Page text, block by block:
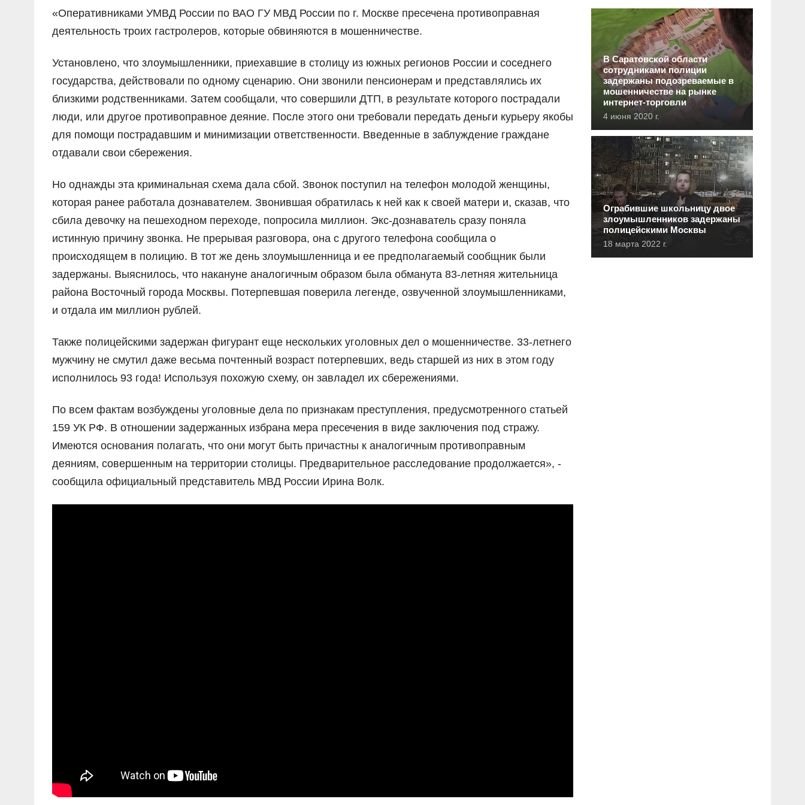
«Оперативниками УМВД России по ВАО ГУ МВД России по г. Москве пресечена противоправная
деятельность троих гастролеров, которые обвиняются в мошенничестве.
Установлено, что злоумышленники, приехавшие в столицу из южных регионов России и соседнего
государства, действовали по одному сценарию. Они звонили пенсионерам и представлялись их
близкими родственниками. Затем сообщали, что совершили ДТП, в результате которого пострадали
люди, или другое противоправное деяние. После этого они требовали передать деньги курьеру якобы
для помощи пострадавшим и минимизации ответственности. Введенные в заблуждение граждане
отдавали свои сбережения.
Но однажды эта криминальная схема дала сбой. Звонок поступил на телефон молодой женщины,
которая ранее работала дознавателем. Звонившая обратилась к ней как к своей матери и, сказав, что
сбила девочку на пешеходном переходе, попросила миллион. Экс-дознаватель сразу поняла
истинную причину звонка. Не прерывая разговора, она с другого телефона сообщила о
происходящем в полицию. В тот же день злоумышленница и ее предполагаемый сообщник были
задержаны. Выяснилось, что накануне аналогичным образом была обманута 83-летняя жительница
района Восточный города Москвы. Потерпевшая поверила легенде, озвученной злоумышленниками,
и отдала им миллион рублей.
Также полицейскими задержан фигурант еще нескольких уголовных дел о мошенничестве. 33-летнего
мужчину не смутил даже весьма почтенный возраст потерпевших, ведь старшей из них в этом году
исполнилось 93 года! Используя похожую схему, он завладел их сбережениями.
По всем фактам возбуждены уголовные дела по признакам преступления, предусмотренного статьей
159 УК РФ. В отношении задержанных избрана мера пресечения в виде заключения под стражу.
Имеются основания полагать, что они могут быть причастны к аналогичным противоправным
деяниям, совершенным на территории столицы. Предварительное расследование продолжается», -
сообщила официальный представитель МВД России Ирина Волк.
В Саратовской области
сотрудниками полиции
задержаны подозреваемые в
мошенничестве на рынке
интернет-торговли
4 июня 2020 г.
Ограбившие школьницу двое
злоумышленников задержаны
полицейскими Москвы
18 марта 2022 г.